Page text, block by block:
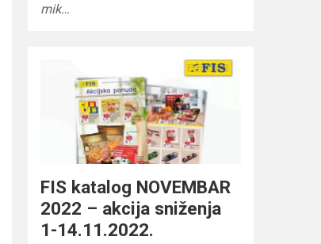
mik…
FIS katalog NOVEMBAR
2022 – akcija sniženja
1-14.11.2022.